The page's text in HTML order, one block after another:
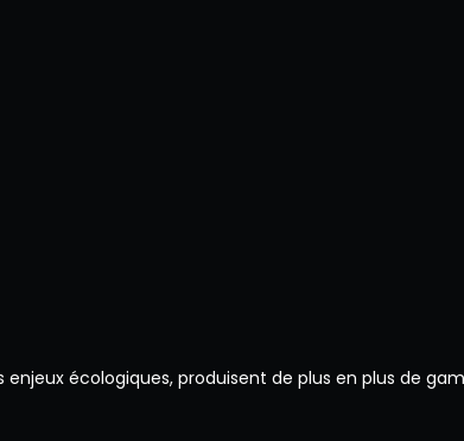
écologiques, produisent de plus en plus de